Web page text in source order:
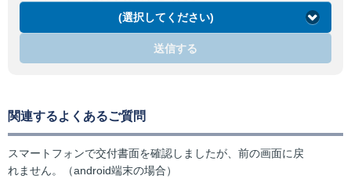
(選択してください)
送信する
関連するよくあるご質問
スマートフォンで交付書面を確認しましたが、前の画面に戻
れません。（android端末の場合）